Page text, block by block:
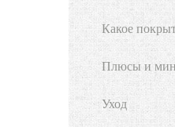
Какое
Плюсы и
Уход